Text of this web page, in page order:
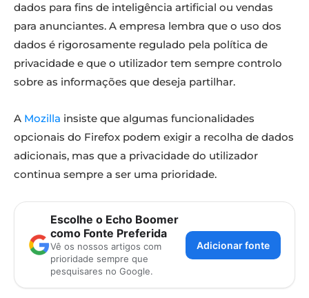
dados para fins de inteligência artificial ou vendas
para anunciantes. A empresa lembra que o uso dos
dados é rigorosamente regulado pela política de
privacidade e que o utilizador tem sempre controlo
sobre as informações que deseja partilhar.
A Mozilla insiste que algumas funcionalidades
opcionais do Firefox podem exigir a recolha de dados
adicionais, mas que a privacidade do utilizador
continua sempre a ser uma prioridade.
Escolhe o Echo Boomer
como Fonte Preferida
Vê os nossos artigos com
prioridade sempre que
pesquisares no Google.
Adicionar fonte